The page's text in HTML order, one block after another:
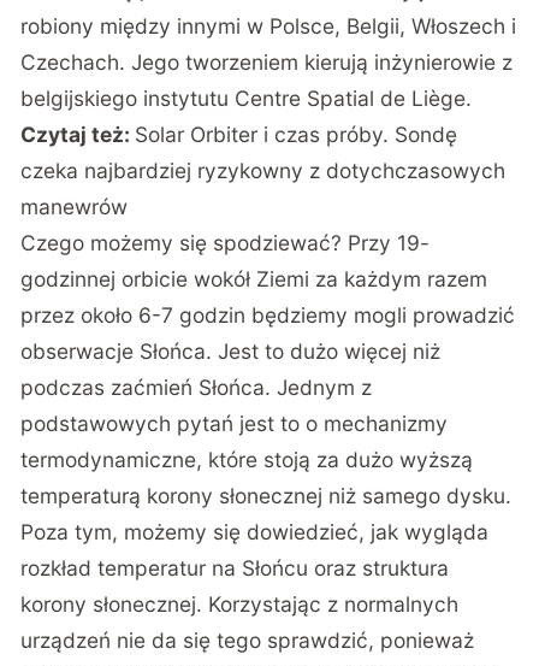
robiony między innymi w Polsce, Belgii, Włoszech i
Czechach. Jego tworzeniem kierują inżynierowie z
belgijskiego instytutu Centre Spatial de Liège.
Czytaj też: Solar Orbiter i czas próby. Sondę
czeka najbardziej ryzykowny z dotychczasowych
manewrów
Czego możemy się spodziewać? Przy 19-
godzinnej orbicie wokół Ziemi za każdym razem
przez około 6-7 godzin będziemy mogli prowadzić
obserwacje Słońca. Jest to dużo więcej niż
podczas zaćmień Słońca. Jednym z
podstawowych pytań jest to o mechanizmy
termodynamiczne, które stoją za dużo wyższą
temperaturą korony słonecznej niż samego dysku.
Poza tym, możemy się dowiedzieć, jak wygląda
rozkład temperatur na Słońcu oraz struktura
korony słonecznej. Korzystając z normalnych
urządzeń nie da się tego sprawdzić, ponieważ